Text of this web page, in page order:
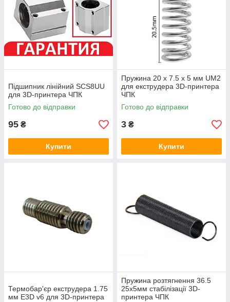
Підшипник лінійний SCS8UU
для 3D-принтера ЧПК
Готово до відправки
95 ₴
Купити
Пружина 20 х 7.5 х 5 мм UM2
для екструдера 3D-принтера
ЧПК
Готово до відправки
3 ₴
Купити
Термобар'єр екструдера 1.75
мм E3D v6 для 3D-принтера
Пружина розтягнення 36.5
25x5мм стабілізації 3D-
принтера ЧПК